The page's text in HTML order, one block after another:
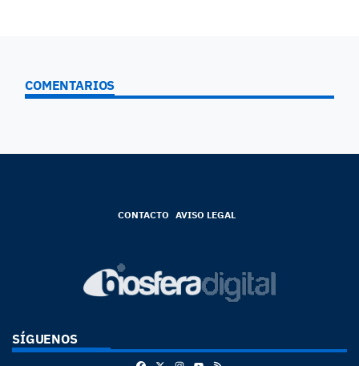
COMENTARIOS
CONTACTO AVISO LEGAL
SÍGUENOS